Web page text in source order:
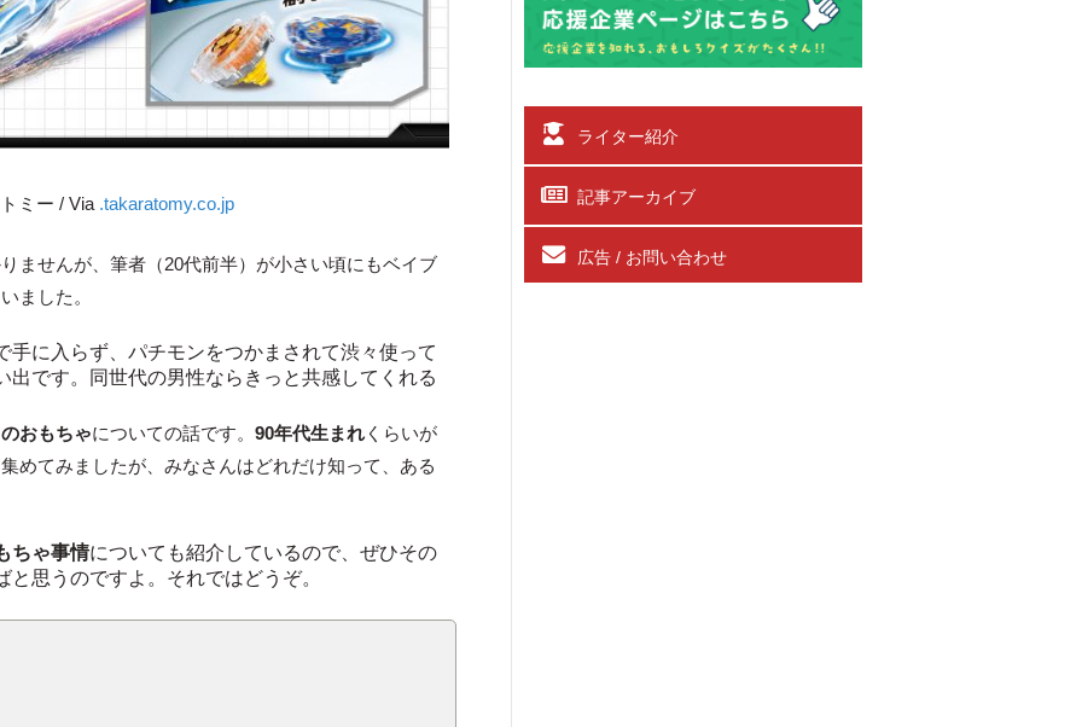
ミー / Via .takaratomy.co.jp
ませんが、筆者（20代前半）が小さい頃にもベイブ
ました。
手に入らず、パチモンをつかまされて渋々使って
です。同世代の男性ならきっと共感してくれる
おもちゃについての話です。90年代生まれ くらいが
めてみましたが、みなさんはどれだけ知って、ある
ちゃ事情についても紹介しているので、ぜひその
思うのですよ。それではどうぞ。
ライター紹介
記事アーカイブ
広告 / お問い合わせ